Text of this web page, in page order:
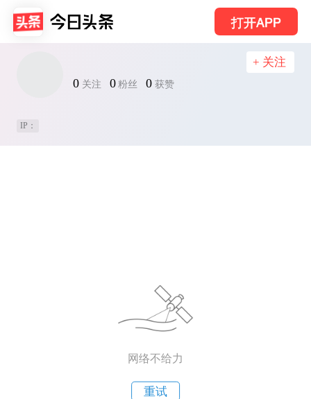
打开APP
0 关注 0 粉丝 0 获赞
+ 关注
IP：
网络不给力
重试